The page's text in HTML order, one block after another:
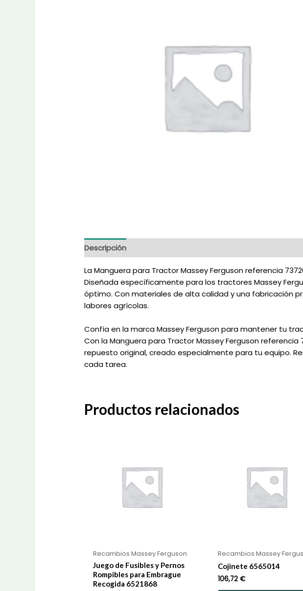
Descripción
La Manguera para Tractor Massey Ferguson referencia
Diseñada específicamente para los tractores Massey
óptimo. Con materiales de alta calidad y una fabricación
labores agrícolas.
Confía en la marca Massey Ferguson para mantener tu
Con la Manguera para Tractor Massey Ferguson
repuesto original, creado especialmente para tu equipo.
cada tarea.
Productos relacionados
Recambios Massey Ferguson
Juego de Fusibles y Pernos
Rompibles para Embrague
Recogida 6521868
Recambios Massey
Cojinete 6565014
106,72€